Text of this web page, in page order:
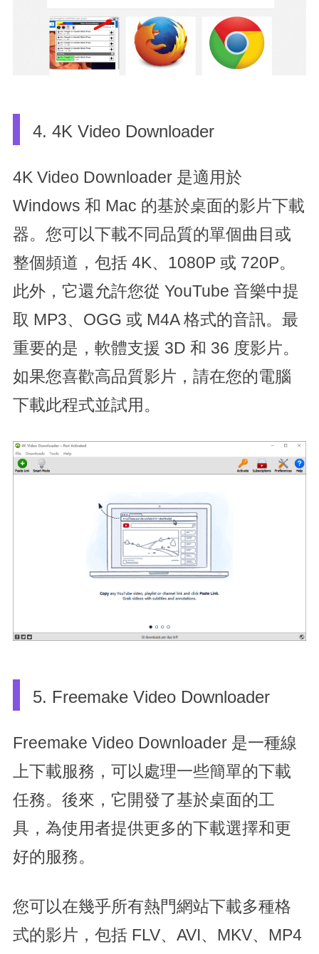
4. 4K Video Downloader
4K Video Downloader 是適用於
Windows 和 Mac 的基於桌面的影片下載
器。您可以下載不同品質的單個曲目或
整個頻道，包括 4K、1080P 或 720P。
此外，它還允許您從 YouTube 音樂中提
取 MP3、OGG 或 M4A 格式的音訊。最
重要的是，軟體支援 3D 和 36 度影片。
如果您喜歡高品質影片，請在您的電腦
下載此程式並試用。
5. Freemake Video Downloader
Freemake Video Downloader 是一種線
上下載服務，可以處理一些簡單的下載
任務。後來，它開發了基於桌面的工
具，為使用者提供更多的下載選擇和更
好的服務。
您可以在幾乎所有熱門網站下載多種格
式的影片，包括 FLV、AVI、MKV、MP4